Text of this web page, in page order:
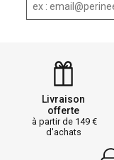
Livraison
offerte
à partir de 149
d'achats